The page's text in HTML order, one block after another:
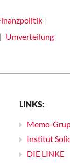
Umverteilung
LINKS:
Memo-
Institut
DIE LINKE